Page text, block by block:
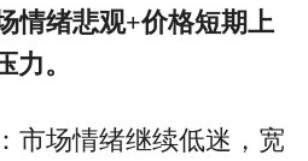
情绪悲观+价格短期上
。
市场情绪继续低迷，宽